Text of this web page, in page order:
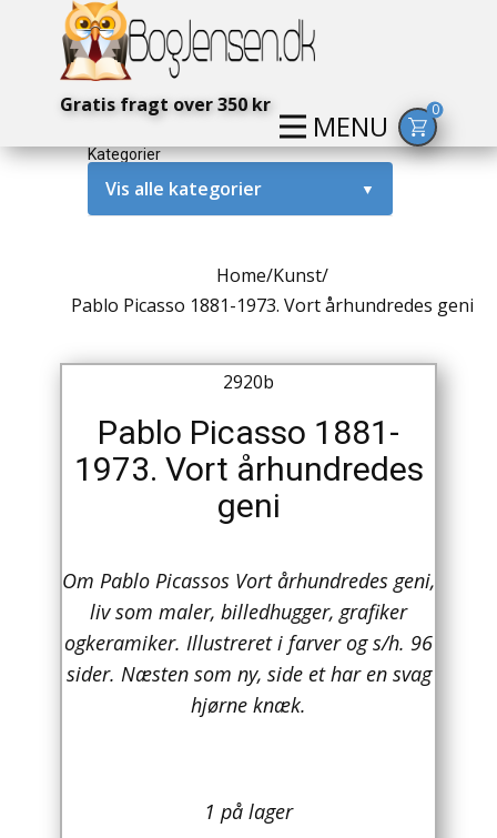
MENU
Gratis fragt over 350 kr 0
Kategorier
Vis alle kategorier ▼
Amerika / USA
Antikke / Specielle Bøger
Antikviteter
Asien
Australien
Biografier / Erindringer
Home/Kunst/
Pablo Picasso 1881-1973. Vort århundredes geni
2920b
Pablo Picasso 1881-
1973. Vort århundredes
geni
Om Pablo Picassos Vort århundredes geni,
liv som maler, billedhugger, grafiker
ogkeramiker. Illustreret i farver og s/h. 96
sider. Næsten som ny, side et har en svag
hjørne knæk.
1 på lager